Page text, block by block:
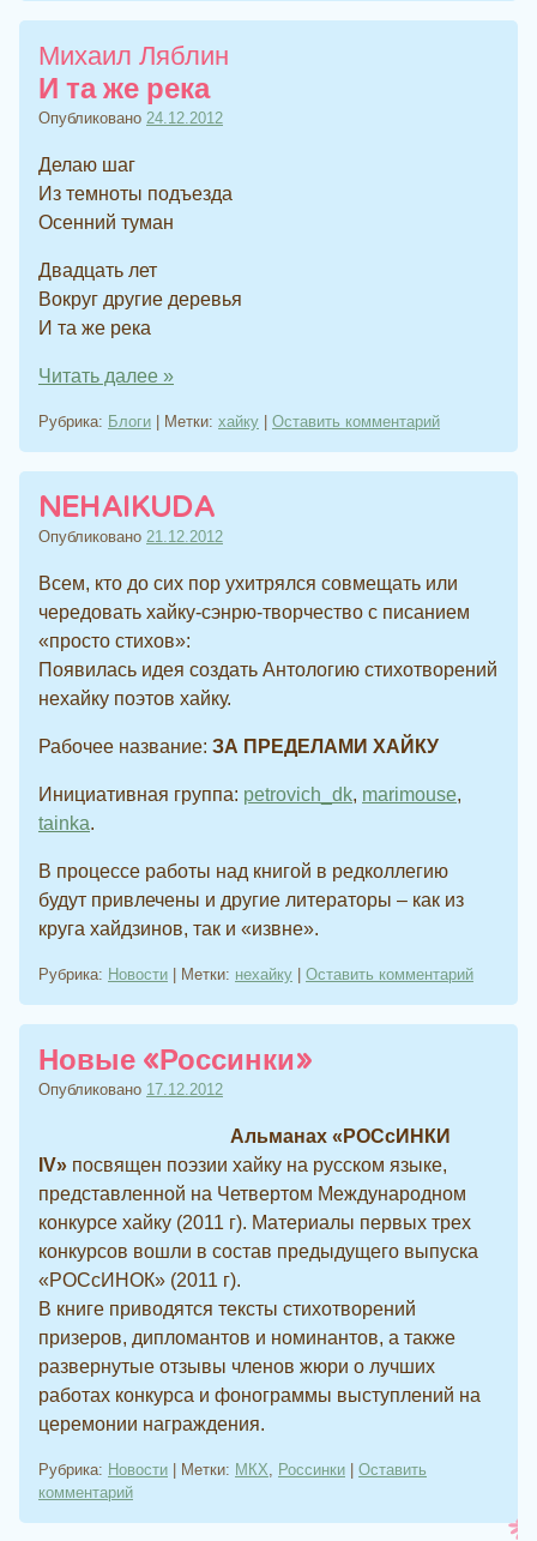
Михаил Ляблин
И та же река
Опубликовано 24.12.2012
Делаю шаг
Из темноты подъезда
Осенний туман
Двадцать лет
Вокруг другие деревья
И та же река
Читать далее »
Рубрика: Блоги Метки: хайку Оставить комментарий
NEHAIKUDA
Опубликовано 21.12.2012
Всем, кто до сих пор ухитрялся совмещать или
чередовать хайку-сэнрю-творчество с писанием
«просто стихов»:
Появилась идея создать Антологию стихотворений
нехайку поэтов хайку.
Рабочее название: ЗА ПРЕДЕЛАМИ ХАЙКУ
Инициативная группа: petrovich_dk, marimouse,
tainka.
В процессе работы над книгой в редколлегию
будут привлечены и другие литераторы – как из
круга хайдзинов, так и «извне».
Рубрика: Новости Метки: нехайку Оставить комментарий
Новые «Россинки»
Опубликовано 17.12.2012
Альманах «РОСсИНКИ
IV» посвящен поэзии хайку на русском языке,
представленной на Четвертом Международном
конкурсе хайку (2011 г). Материалы первых трех
конкурсов вошли в состав предыдущего выпуска
«РОСсИНОК» (2011 г).
В книге приводятся тексты стихотворений
призеров, дипломантов и номинантов, а также
развернутые отзывы членов жюри о лучших
работах конкурса и фонограммы выступлений на
церемонии награждения.
Рубрика: Новости Метки: МКХ Россинки
Оставить
комментарий